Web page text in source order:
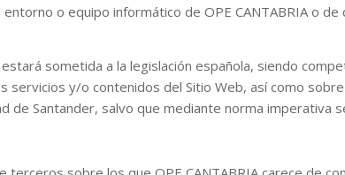
o equipo informático de OPE CANTABRIA o
sometida a la legislación española, siendo
y/o contenidos del Sitio Web, así como
de Santander, salvo que mediante norma